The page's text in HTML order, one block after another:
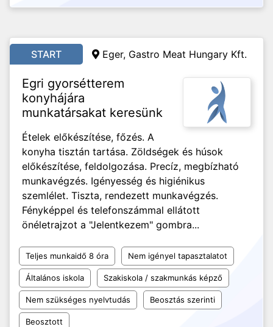
START Eger, Gastro Meat Hungary Kft.
Egri gyorsétterem
konyhájára
munkatársakat keresünk
Ételek előkészítése, főzés. A
konyha tisztán tartása. Zöldségek és húsok
előkészítése, feldolgozása. Precíz, megbízható
munkavégzés. Igényesség és higiénikus
szemlélet. Tiszta, rendezett munkavégzés.
Fényképpel és telefonszámmal ellátott
önéletrajzot a "Jelentkezem" gombra...
Teljes munkaidő 8 óra Nem igényel tapasztalatot
Általános iskola Szakiskola / szakmunkás képző
Nem szükséges nyelvtudás Beosztás szerinti
Beosztott